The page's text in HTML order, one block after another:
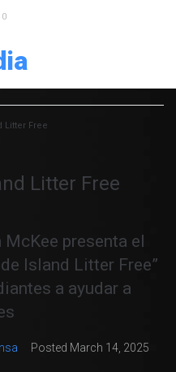
0
Litter Free
Litter Free
presenta el
Island Litter Free”
a ayudar a
Posted March 14, 2025